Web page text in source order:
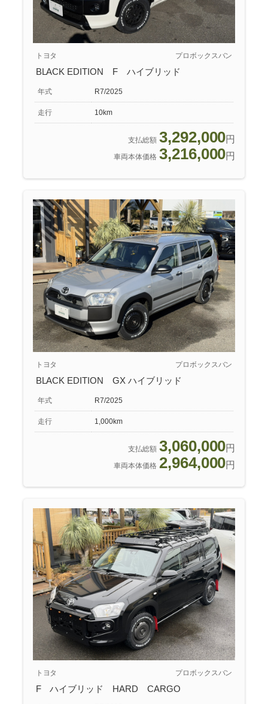
トヨタ プロボックスバン
BLACK EDITION F ハイブリッド
年式 R7/2025
走行 10km
支払総額 3,292,000円
車両本体価格 3,216,000円
トヨタ プロボックスバン
BLACK EDITION GX ハイブリッド
年式 R7/2025
走行 1,000km
支払総額 3,060,000円
車両本体価格 2,964,000円
トヨタ プロボックスバン
F ハイブリッド HARD CARGO